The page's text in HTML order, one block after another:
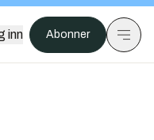
inn Abonner